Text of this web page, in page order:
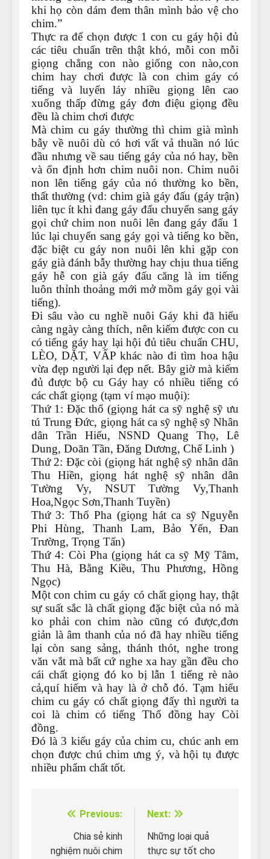
khi họ còn dám đem thân mình bảo vệ cho
chim.”
Thực ra để chọn được 1 con cu gáy hội đủ
các tiêu chuẩn trên thật khó, mỗi con mỗi
giọng chẳng con nào giống con nào,con
chim hay chơi được là con chim gáy có
tiếng và luyến láy nhiều giọng lên cao
xuống thấp đừng gáy đơn điệu giọng đều
đều là chim chơi được
Mà chim cu gáy thường thì chim già mình
bẫy về nuôi dù có hơi vất vả thuần nó lúc
đầu nhưng về sau tiếng gáy của nó hay, bền
và ổn định hơn chim nuôi non. Chim nuôi
non lên tiếng gáy của nó thường ko bền,
thất thường (vd: chim già gáy đấu (gáy trận)
liên tục ít khi đang gáy đấu chuyển sang gáy
gọi chứ chim non nuôi lên đang gáy đấu 1
lúc lại chuyển sang gáy gọi và tiếng ko bền,
đặc biệt cu gáy non nuôi lên khi gặp con
gáy già đánh bẫy thường hay chịu thua tiếng
gáy hễ con già gáy đấu căng là im tiếng
luôn thỉnh thoảng mới mở mồm gáy gọi vài
tiếng).
Đi sâu vào cu nghề nuôi Gáy khi đã hiểu
càng ngày càng thích, nên kiếm được con cu
có tiếng gáy hay lại hội đủ tiêu chuẩn CHU,
LÈO, DẶT, VẤP khác nào đi tìm hoa hậu
vừa đẹp người lại đẹp nết. Bây giờ mà kiếm
đủ được bộ cu Gáy hay có nhiều tiếng có
các chất giọng (tạm ví mạo muội):
Thứ 1: Đặc thổ (giọng hát ca sỹ nghệ sỹ ưu
tú Trung Đức, giọng hát ca sỹ nghệ sỹ Nhân
dân Trần Hiếu, NSND Quang Thọ, Lê
Dung, Doãn Tần, Đăng Dương, Chế Linh )
Thứ 2: Đặc còi (giọng hát nghệ sỹ nhân dân
Thu Hiền, giọng hát nghệ sỹ nhân dân
Tường Vy, NSUT Tường Vy,Thanh
Hoa,Ngọc Sơn,Thanh Tuyền)
Thứ 3: Thổ Pha (giọng hát ca sỹ Nguyễn
Phi Hùng, Thanh Lam, Bảo Yến, Đan
Trường, Trọng Tấn)
Thứ 4: Còi Pha (giọng hát ca sỹ Mỹ Tâm,
Thu Hà, Bằng Kiều, Thu Phương, Hồng
Ngọc)
Một con chim cu gáy có chất giọng hay, thật
sự suất sắc là chất giọng đặc biệt của nó mà
ko phải con chim nào cũng có được,đơn
giản là âm thanh của nó đã hay nhiều tiếng
lại còn sang sảng, thánh thót, nghe trong
văn vắt mà bất cứ nghe xa hay gần đều cho
cái chất giọng đó ko bị lẫn 1 tiếng rè nào
cả,quí hiếm và hay là ở chỗ đó. Tạm hiểu
chim cu gáy có chất giọng đấy thì người ta
coi là chim có tiếng Thổ đồng hay Còi
đồng.
Đó là 3 kiểu gáy của chim cu, chúc anh em
chọn được chú chim ưng ý, và hội tụ được
nhiều phẩm chất tốt.
Điều
hướng
Previous:
Chia sẻ kinh
nghiệm nuôi chim
Next:
Những loại quả
thực sự tốt cho